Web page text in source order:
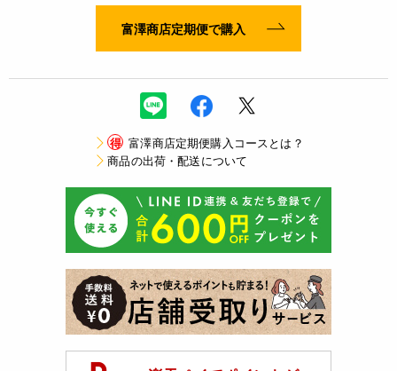
富澤商店定期便で購入
得 富澤商店定期便購入コースとは？
商品の出荷・配送について